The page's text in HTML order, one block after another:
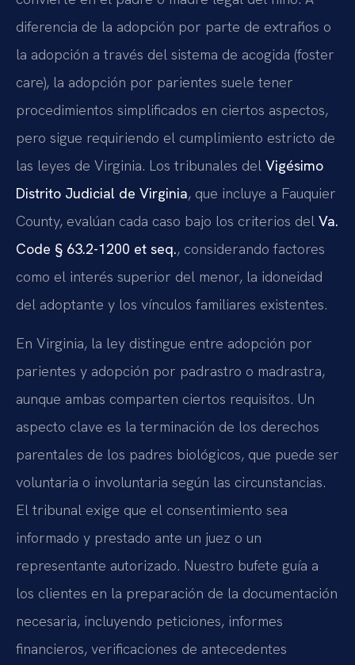
diferencia de la adopción por parte de extraños o
la adopción a través del sistema de acogida (foster
care), la adopción por parientes suele tener
procedimientos simplificados en ciertos aspectos,
pero sigue requiriendo el cumplimiento estricto de
las leyes de Virginia. Los tribunales del Vigésimo
Distrito Judicial de Virginia, que incluye a Fauquier
County, evalúan cada caso bajo los criterios del Va.
Code § 63.2-1200 et seq., considerando factores
como el interés superior del menor, la idoneidad
del adoptante y los vínculos familiares existentes.
En Virginia, la ley distingue entre adopción por
parientes y adopción por padrastro o madrastra,
aunque ambas comparten ciertos requisitos. Un
aspecto clave es la terminación de los derechos
parentales de los padres biológicos, que puede ser
voluntaria o involuntaria según las circunstancias.
El tribunal exige que el consentimiento sea
informado y prestado ante un juez o un
representante autorizado. Nuestro bufete guía a
los clientes en la preparación de la documentación
necesaria, incluyendo peticiones, informes
financieros, verificaciones de antecedentes